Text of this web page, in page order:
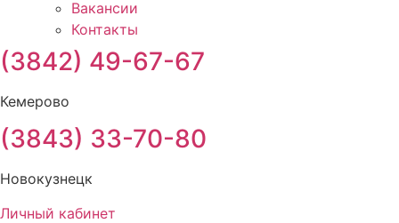
Вакансии
Контакты
(3842) 49-67-67
Кемерово
(3843) 33-70-80
Новокузнецк
Личный кабинет